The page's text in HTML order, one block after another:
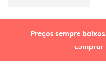
Preços sempre
comprar